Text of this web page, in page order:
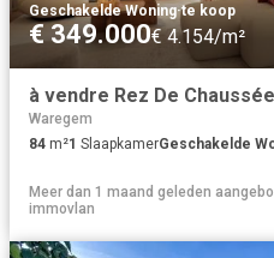
Geschakelde Woning·te koop
€ 349.000€ 4.154/m²
Waregem
84 m²1 SlaapkamerGeschakelde
Meer dan 1 maand geleden
immovlan